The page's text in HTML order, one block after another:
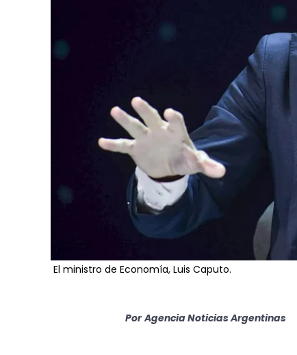
El ministro de Economía, Luis Caputo.
Por Agencia Noticias Argentinas